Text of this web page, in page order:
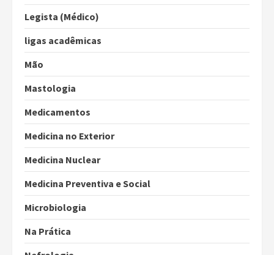
Legista (Médico)
ligas acadêmicas
Mão
Mastologia
Medicamentos
Medicina no Exterior
Medicina Nuclear
Medicina Preventiva e Social
Microbiologia
Na Prática